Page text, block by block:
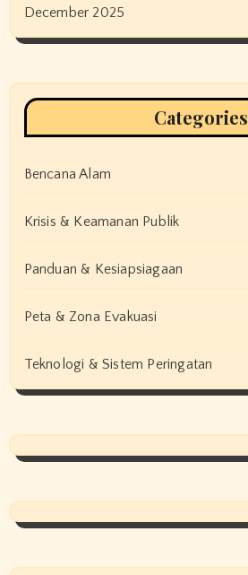
December 2025
Categories
Bencana Alam
Krisis & Keamanan Publik
Panduan & Kesiapsiagaan
Peta & Zona Evakuasi
Teknologi & Sistem Peringatan